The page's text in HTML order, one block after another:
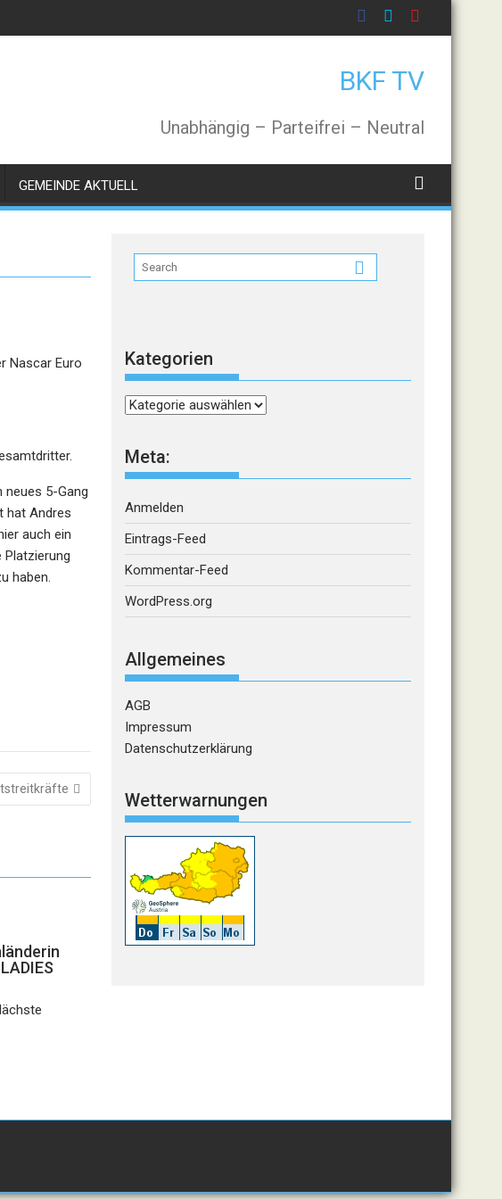
BKF TV
Unabhängig – Parteifrei – Neutral
GEMEINDE AKTUELL
Nascar Euro
neues 5-Gang
hat Andres
auch ein
Platzierung
haben.
Kategorien
Kategorien
Meta:
Anmelden
Eintrags-Feed
Kommentar-Feed
WordPress.org
Allgemeines
AGB
Impressum
Datenschutzerklärung
Wetterwarnungen